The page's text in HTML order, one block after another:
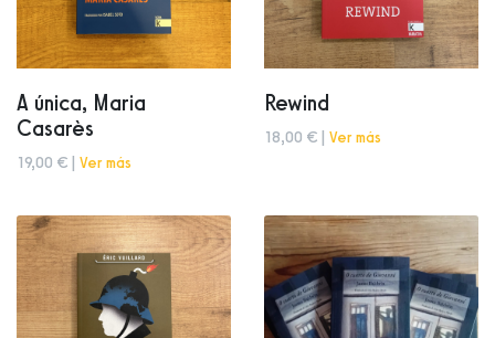
A única, Maria
Casarès
19,00 € | Ver más
Rewind
18,00 € | Ver más